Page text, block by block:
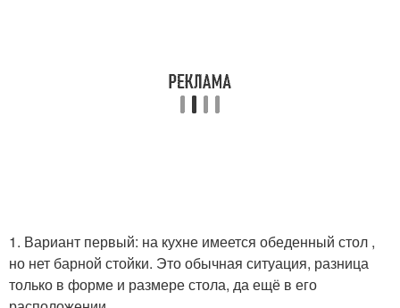
1. Вариант первый: на кухне имеется обеденный стол ,
но нет барной стойки. Это обычная ситуация, разница
только в форме и размере стола, да ещё в его